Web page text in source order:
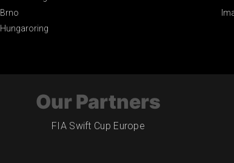
Brno
Hungaroring
Our Partners
FIA Swift Cup Europe